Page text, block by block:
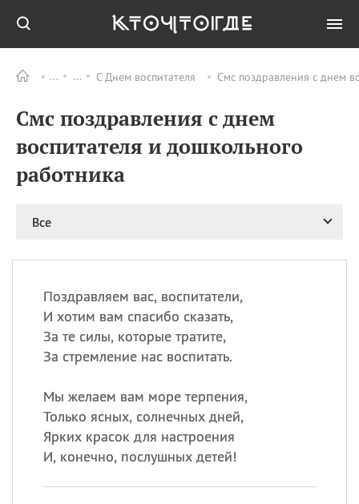
С Днем воспитателя Смс поздравления с днем
Смс поздравления с днем
воспитателя и дошкольного
работника
Все
Поздравляем вас, воспитатели,
И хотим вам спасибо сказать,
За те силы, которые тратите,
За стремление нас воспитать.
Мы желаем вам море терпения,
Только ясных, солнечных дней,
Ярких красок для настроения
И, конечно, послушных детей!
ПРАЗДНИКИ Все
09.08
День памяти жертв
атомной
бомбардировки
09.08 День Дымняшки
(Smokey Bear Day)
ИМЕНА
Сергей, Теодор,
происхождение